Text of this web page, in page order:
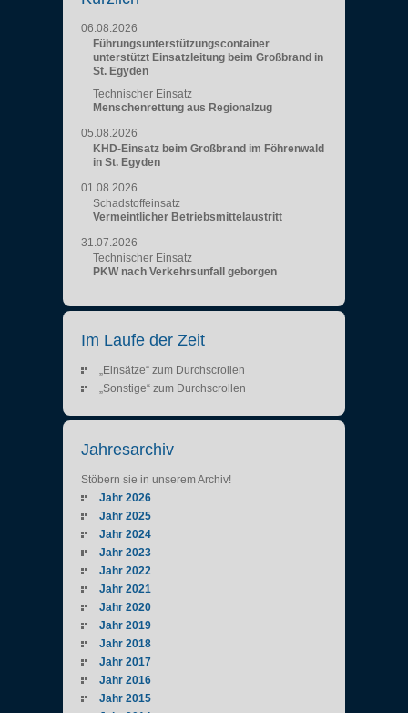
06.08.2026
Führungsunterstützungscontainer
unterstützt Einsatzleitung beim Großbrand in
St. Egyden
Technischer Einsatz
Menschenrettung aus Regionalzug
05.08.2026
KHD-Einsatz beim Großbrand im Föhrenwald
in St. Egyden
01.08.2026
Schadstoffeinsatz
Vermeintlicher Betriebsmittelaustritt
31.07.2026
Technischer Einsatz
PKW nach Verkehrsunfall geborgen
Im Laufe der Zeit
„Einsätze“ zum Durchscrollen
„Sonstige“ zum Durchscrollen
Jahresarchiv
Stöbern sie in unserem Archiv!
Jahr 2026
Jahr 2025
Jahr 2024
Jahr 2023
Jahr 2022
Jahr 2021
Jahr 2020
Jahr 2019
Jahr 2018
Jahr 2017
Jahr 2016
Jahr 2015